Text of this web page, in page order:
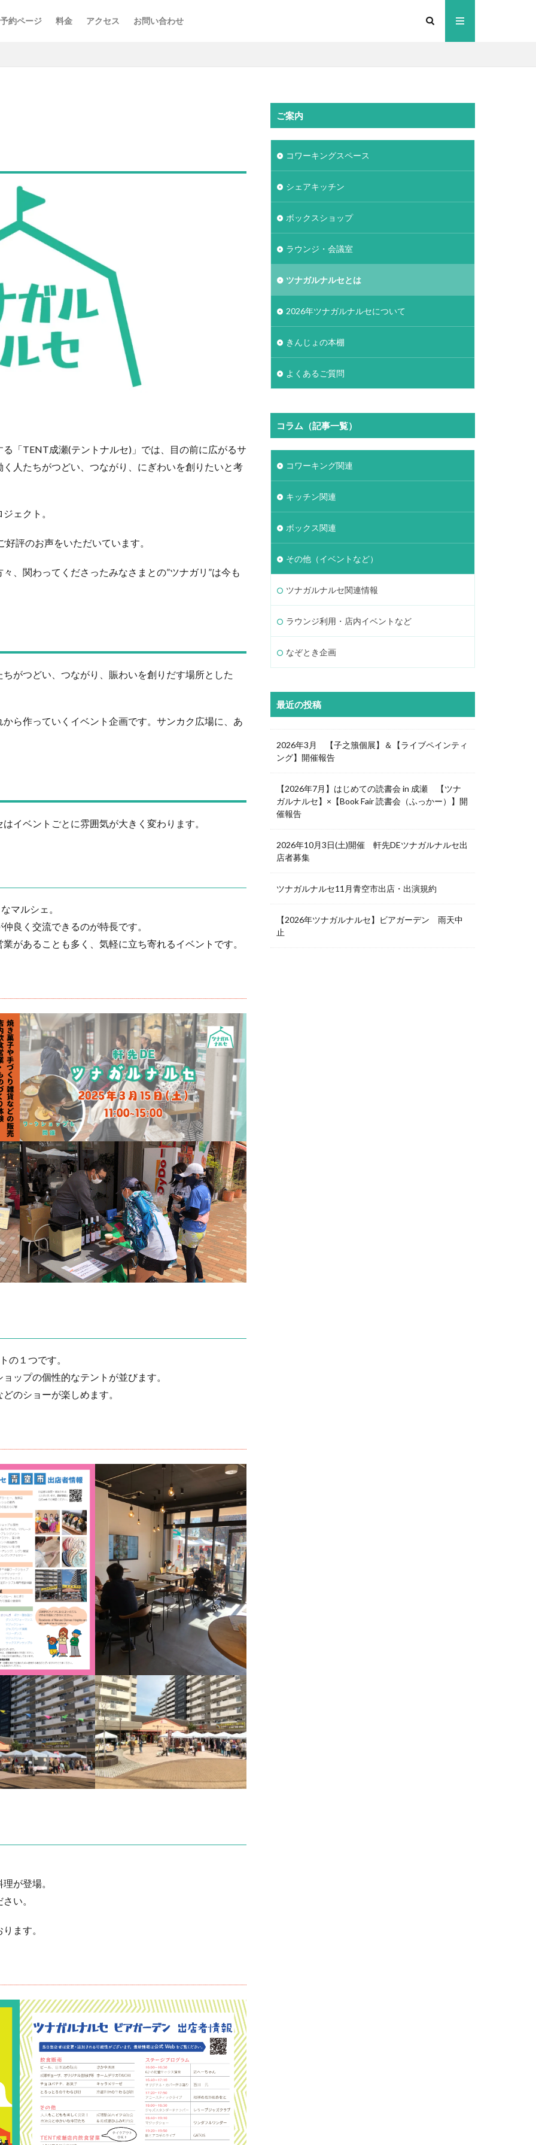
約ページ 料金 アクセス お問い合わせ
「TENT成瀬(テントナルセ)」では、目の前に広がるサ
人たちがつどい、つながり、にぎわいを創りたいと考
ェクト。
評のお声をいただいています。
、関わってくださったみなさまとの”ツナガリ”は今も
がつどい、つながり、賑わいを創りだす場所とした
ら作っていくイベント企画です。サンカク広場に、あ
イベントごとに雰囲気が大きく変わります。
マルシェ。
良く交流できるのが特長です。
があることも多く、気軽に立ち寄れるイベントです。
の１つです。
ップの個性的なテントが並びます。
のショーが楽しめます。
が登場。
い。
ます。
ご案内
コワーキングスペース
シェアキッチン
ボックスショップ
ラウンジ・会議室
ツナガルナルセとは
2026年ツナガルナルセについて
きんじょの本棚
よくあるご質問
コラム（記事一覧）
コワーキング関連
キッチン関連
ボックス関連
その他（イベントなど）
ツナガルナルセ関連情報
ラウンジ利用・店内イベントなど
なぞとき企画
最近の投稿
2026年3月 【子之籏個展】＆【ライブペインティ
ング】開催報告
【2026年7月】はじめての読書会 in 成瀬 【ツナ
ガルナルセ】×【Book Fair 読書会（ふっかー）】開
催報告
2026年10月3日(土)開催 軒先DEツナガルナルセ出
店者募集
ツナガルナルセ11月青空市出店・出演規約
【2026年ツナガルナルセ】ビアガーデン 雨天中
止